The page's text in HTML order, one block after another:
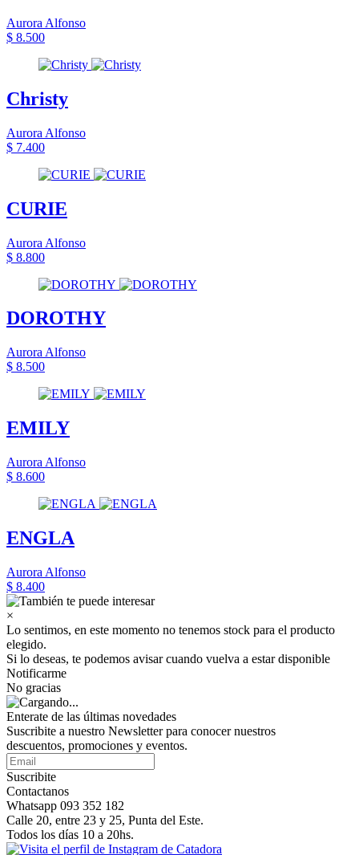
Aurora Alfonso
$ 8.500
Christy
Aurora Alfonso
$ 7.400
CURIE
Aurora Alfonso
$ 8.800
DOROTHY
Aurora Alfonso
$ 8.500
EMILY
Aurora Alfonso
$ 8.600
ENGLA
Aurora Alfonso
$ 8.400
×
Lo sentimos, en este momento no tenemos stock para el producto
elegido.
Si lo deseas, te podemos avisar cuando vuelva a estar disponible
Notificarme
No gracias
Enterate de las últimas novedades
Suscribite a nuestro Newsletter para conocer nuestros
descuentos, promociones y eventos.
Suscribite
Contactanos
Whatsapp 093 352 182
Calle 20, entre 23 y 25, Punta del Este.
Todos los días 10 a 20hs.